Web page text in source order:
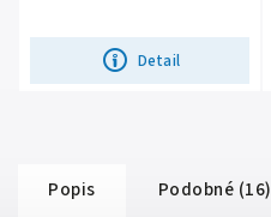
Detail
Popis Podobné (16)